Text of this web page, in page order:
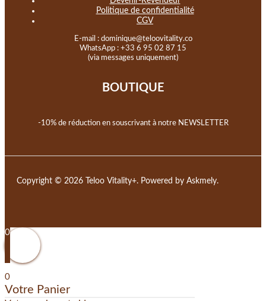
Politique de confidentialité
CGV
E-mail : dominique@teloovitality.co
WhatsApp : +33 6 95 02 87 15
(via messages uniquement)
BOUTIQUE
-10% de réduction en souscrivant à notre NEWSLETTER
Copyright © 2026 Teloo Vitality+. Powered by Askmely.
0
0
Votre Panier